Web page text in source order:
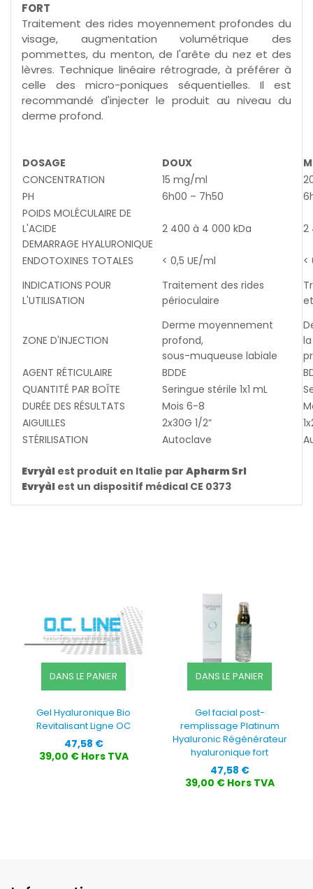
FORT
Traitement des rides moyennement profondes du
visage, augmentation volumétrique des
pommettes, du menton, de l'arête du nez et des
lèvres. Technique linéaire rétrograde, à préférer à
celle des micro-poniques séquentielles. Il est
recommandé d'injecter le produit au niveau du
derme profond.
DOSAGE DOUX
CONCENTRATION
15 mg/ml
PH
6h00 – 7h50
POIDS MOLÉCULAIRE DE
L'ACIDE
DEMARRAGE HYALURONIQUE
2 400 à 4 000 kDa 2
ENDOTOXINES TOTALES < 0,5 UE/ml
<
INDICATIONS POUR
L'UTILISATION
Traitement des rides
périoculaire
ZONE D'INJECTION
Derme moyennement
profond,
sous-muqueuse labiale
AGENT RÉTICULAIRE
BDDE
QUANTITÉ PAR BOÎTE
Seringue stérile 1x1 mL
DURÉE DES RÉSULTATS
Mois 6-8
AIGUILLES
2x30G 1/2”
STÉRILISATION
Autoclave
Evryàl est produit en Italie par Apharm Srl
Evryàl est un dispositif médical CE 0373
DANS LE PANIER
Gel Hyaluronique Bio
Revitalisant Ligne OC
Prix
47,58 €
39,00 € Hors TVA
DANS LE PANIER
Gel facial post-
remplissage Platinum
Hyaluronic Régénérateur
hyaluronique fort
Prix
47,58 €
39,00 € Hors TVA